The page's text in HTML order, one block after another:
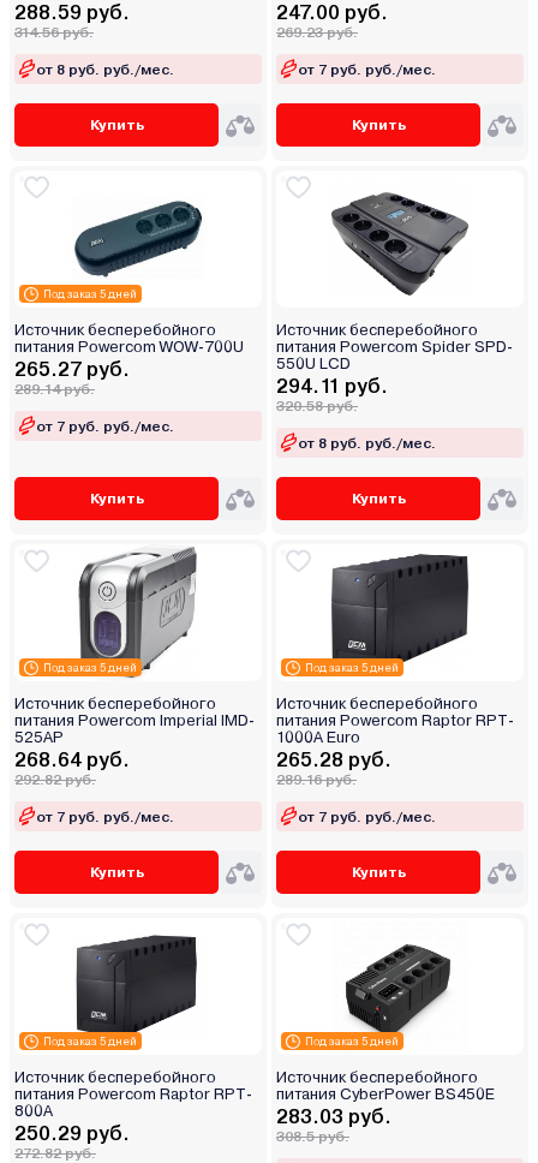
288.59 руб.
314.56 руб.
от 8 руб. руб./мес.
Купить
247.00 руб.
269.23 руб.
от 7 руб. руб./мес.
Купить
Под заказ 5 дней
Источник бесперебойного
питания Powerсom WOW-700U
265.27 руб.
289.14 руб.
от 7 руб. руб./мес.
Купить
Источник бесперебойного
питания Powercom Spider SPD-
550U LCD
294.11 руб.
320.58 руб.
от 8 руб. руб./мес.
Купить
Под заказ 5 дней
Источник бесперебойного
питания Powercom Imperial IMD-
525AP
268.64 руб.
292.82 руб.
от 7 руб. руб./мес.
Купить
Под заказ 5 дней
Источник бесперебойного
питания Powercom Raptor RPT-
1000A Euro
265.28 руб.
289.16 руб.
от 7 руб. руб./мес.
Купить
Под заказ 5 дней
Источник бесперебойного
питания Powercom Raptor RPT-
800A
250.29 руб.
272.82 руб.
Под заказ 5 дней
Источник бесперебойного
питания CyberPower BS450E
283.03 руб.
308.5 руб.